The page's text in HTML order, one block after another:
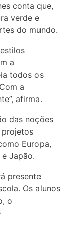
conta que,
verde e
do mundo.
a
todos os
a
afirma.
das noções
Europa,
Japão.
presente
Os alunos
o